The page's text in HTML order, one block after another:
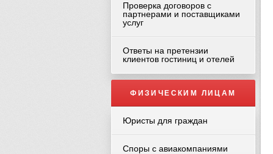
Проверка договоров с
партнерами и поставщиками
услуг
Ответы на претензии
клиентов гостиниц и отелей
ФИЗИЧЕСКИМ ЛИЦАМ
Юристы для граждан
Споры с авиакомпаниями